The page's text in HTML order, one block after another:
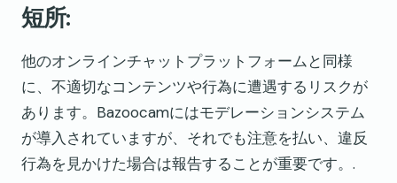
短所:
他のオンラインチャットプラットフォームと同様
に、不適切なコンテンツや行為に遭遇するリスクが
あります。Bazoocamにはモデレーションシステム
が導入されていますが、それでも注意を払い、違反
行為を見かけた場合は報告することが重要です。.